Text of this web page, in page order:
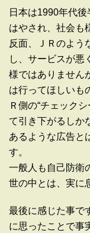
日本は1990年代後
はやされ、社会も
反面、ＪＲのよう
し、サービスが悪
様ではありません
は行ってほしいも
Ｒ側の“チェック
て引き下がるしか
あるような広告と
す。
一般人も自己防衛
世の中とは、実に
最後に感じた事で
に思ったことで事